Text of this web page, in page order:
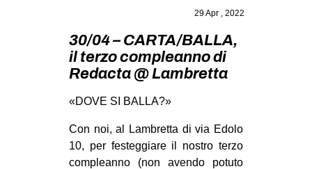
CSOA LAMBRETTA
MSM
STUDENTI TSUNAMI
ZAM
MOBILITAZIONI
SPAZI
29 Apr , 2022
30/04 – CARTA/BALLA,
il terzo compleanno di
Redacta @ Lambretta
«DOVE SI BALLA?»
Con noi, al Lambretta di via Edolo
10, per festeggiare il nostro terzo
compleanno (non avendo potuto